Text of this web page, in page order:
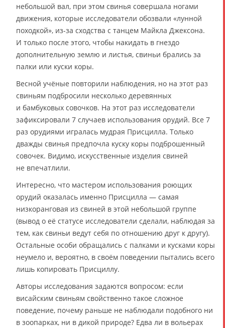
небольшой вал, при этом свинья совершала ногами
движения, которые исследователи обозвали «лунной
походкой», из-за сходства с танцем Майкла Джексона.
И только после этого, чтобы накидать в гнездо
дополнительную землю и листья, свиньи брались за
палки или куски коры.
Весной учёные повторили наблюдения, но на этот раз
свиньям подбросили несколько деревянных
и бамбуковых совочков. На этот раз исследователи
зафиксировали 7 случаев использования орудий. Все 7
раз орудиями игралась мудрая Присцилла. Только
дважды свинья предпочла куску коры подброшенный
совочек. Видимо, искусственные изделия свиней
не впечатлили.
Интересно, что мастером использования роющих
орудий оказалась именно Присцилла — самая
низкоранговая из свиней в этой небольшой группе
(вывод о её статусе исследователи сделали, наблюдая за
тем, как свиньи ведут себя по отношению друг к другу).
Остальные особи обращались с палками и кусками коры
неумело и, вероятно, в своём поведении пытались всего
лишь копировать Присциллу.
Авторы исследования задаются вопросом: если
висайским свиньям свойственно такое сложное
поведение, почему раньше не наблюдали подобного ни
в зоопарках, ни в дикой природе? Едва ли в вольерах